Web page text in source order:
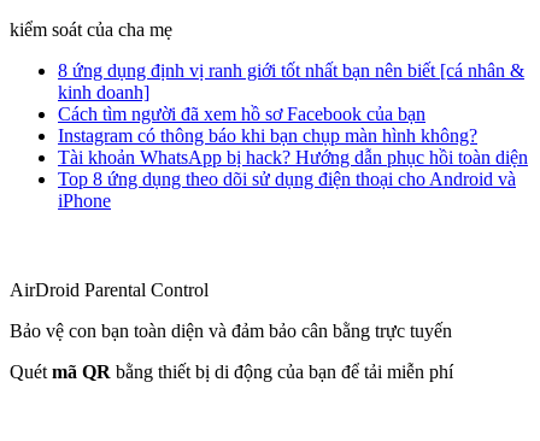
kiểm soát của cha mẹ
8 ứng dụng định vị ranh giới tốt nhất bạn nên biết [cá nhân &
kinh doanh]
Cách tìm người đã xem hồ sơ Facebook của bạn
Instagram có thông báo khi bạn chụp màn hình không?
Tài khoản WhatsApp bị hack? Hướng dẫn phục hồi toàn diện
Top 8 ứng dụng theo dõi sử dụng điện thoại cho Android và
iPhone
AirDroid Parental Control
Bảo vệ con bạn toàn diện và đảm bảo cân bằng trực tuyến
Quét mã QR bằng thiết bị di động của bạn để tải miễn phí